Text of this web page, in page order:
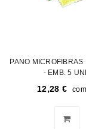
PANO MICROFIBRAS
- EMB. 5
12,28 €